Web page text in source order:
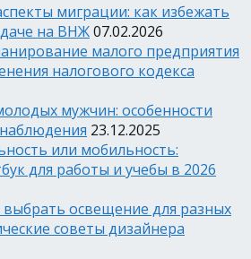
миграции: как избежать
на ВНЖ07.02.2026
малого предприятия
налогового кодекса
мужчин: особенности
23.12.2025
или мобильность:
для работы и учебы в 2026
освещение для разных
советы дизайнера